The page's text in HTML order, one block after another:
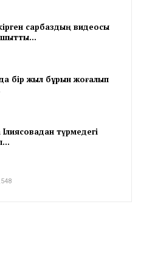
сарбаздың видеосы
бір жыл бұрын жоғалып
Ілиясовадан түрмедегі